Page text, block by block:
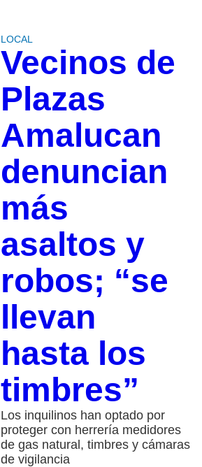
LOCAL
Vecinos de
Plazas
Amalucan
denuncian
más
asaltos y
robos; “se
llevan
hasta los
timbres”
Los inquilinos han optado por
proteger con herrería medidores
de gas natural, timbres y cámaras
de vigilancia